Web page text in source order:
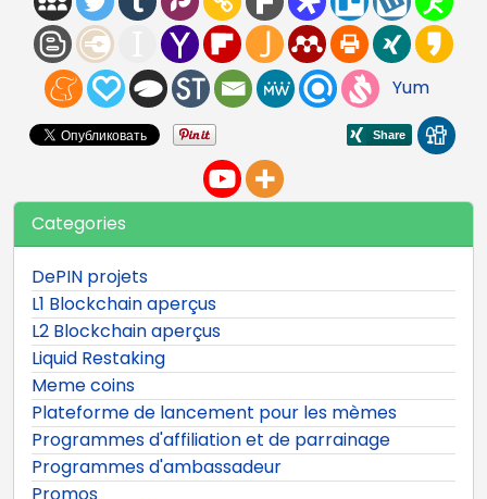
Yum
Categories
DePIN projets
L1 Blockchain aperçus
L2 Blockchain aperçus
Liquid Restaking
Meme coins
Plateforme de lancement pour les mèmes
Programmes d'affiliation et de parrainage
Programmes d'ambassadeur